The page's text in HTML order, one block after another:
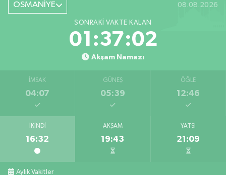
OSMANİYE 08.08.2026
SONRAKI VAKTE KALAN
01:37:01
Akşam Namazı
İMSAK
04:07
GÜNEŞ
05:39
ÖĞLE
12:46
İKINDI
16:32
AKŞAM
19:43
YATSI
21:09
Aylık Vakitler